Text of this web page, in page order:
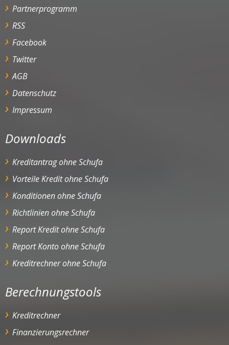
Partnerprogramm
RSS
Facebook
Twitter
AGB
Datenschutz
Impressum
Downloads
Kreditantrag ohne Schufa
Vorteile Kredit ohne Schufa
Konditionen ohne Schufa
Richtlinien ohne Schufa
Report Kredit ohne Schufa
Report Konto ohne Schufa
Kreditrechner ohne Schufa
Berechnungstools
Kreditrechner
Finanzierungsrechner